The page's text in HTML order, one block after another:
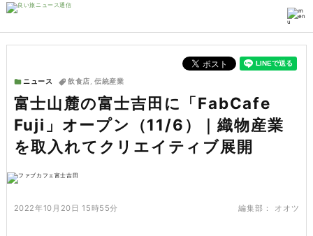
ニュース 飲食店, 伝統産業
富士山麓の富士吉田に「FabCafe
Fuji」オープン（11/6）｜織物産業
を取入れてクリエイティブ展開
2022年10月20日 15時55分 編集部： オオツ